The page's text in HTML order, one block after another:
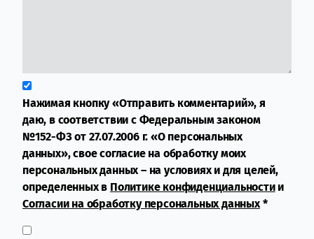
Нажимая кнопку «Отправить комментарий», я
даю, в соответствии с Федеральным законом
№152-ФЗ от 27.07.2006 г. «О персональных
данных», свое согласие на обработку моих
персональных данных – на условиях и для целей,
определенных в Политике конфиденциальностии
Согласии на обработку персональных данных*